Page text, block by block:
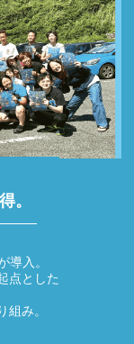
。
導入。
点とした
組み。